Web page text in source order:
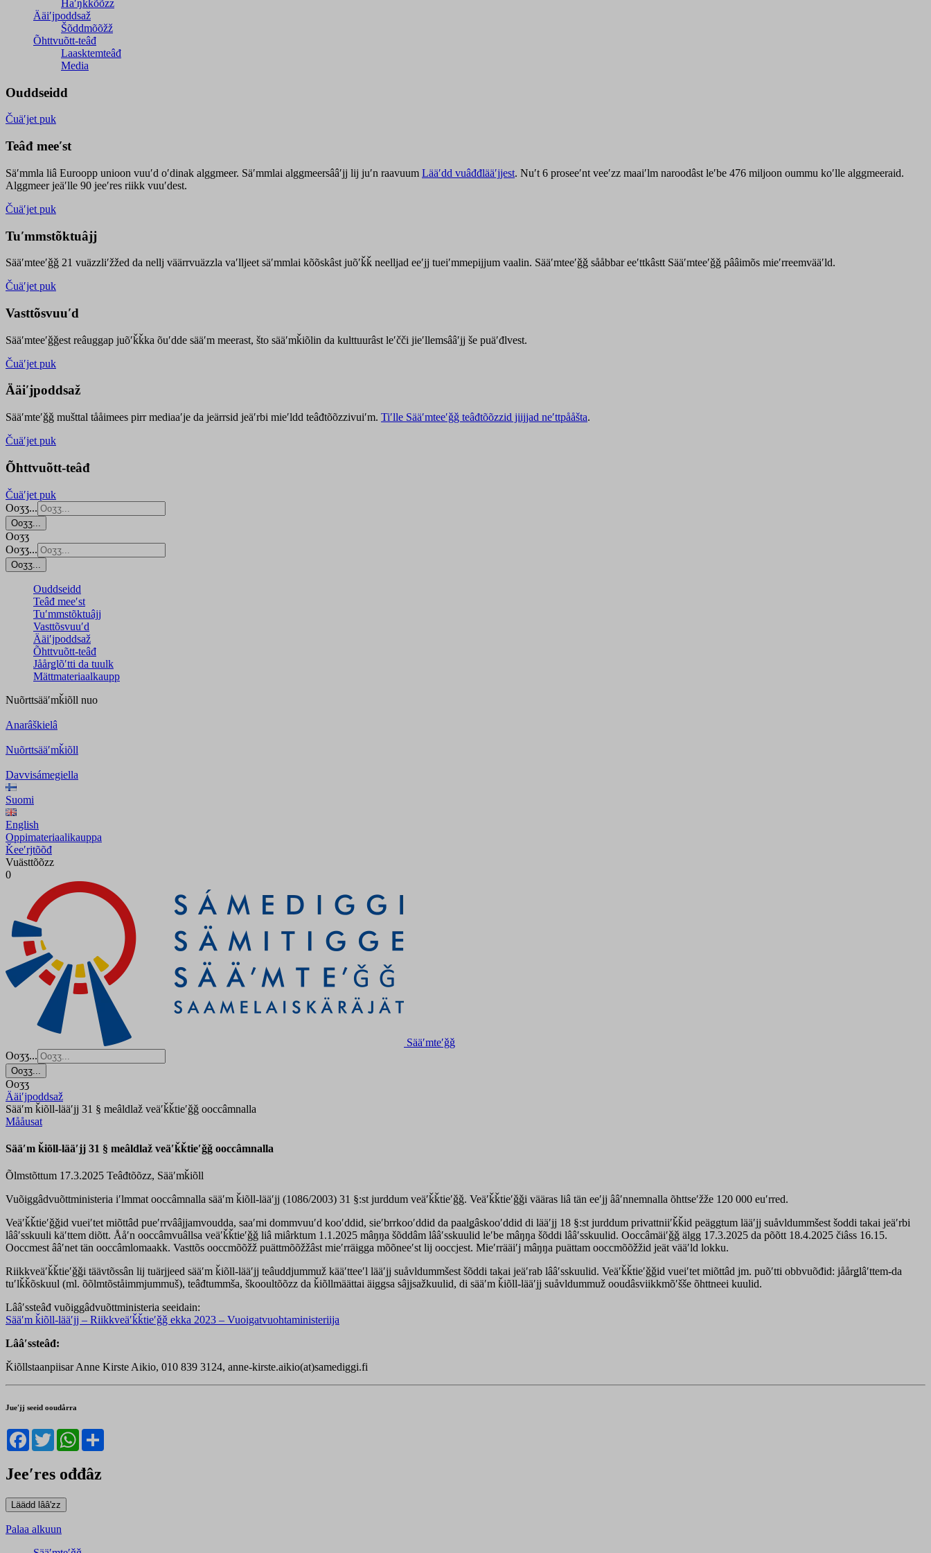
Haʹŋǩǩõõzz
Ääiʹjpoddsaž
Šõddmõõžž
Õhttvuõtt-teâđ
Laasktemteâđ
Media
Ouddseidd
Čuäʹjet puk
Teâđ meeʹst
Säʹmmla liâ Euroopp unioon vuuʹd oʹdinak alggmeer. Säʹmmlai alggmeersââʹjj lij juʹn raavuum Lääʹdd vuâđđlääʹjjest. Nuʹt 6 proseeʹnt veeʹzz maaiʹlm naroodâst leʹbe 476 miljoon oummu koʹlle alggmeeraid.
Alggmeer jeäʹlle 90 jeeʹres riikk vuuʹdest.
Čuäʹjet puk
Tuʹmmstõktuâjj
Sääʹmteeʹǧǧ 21 vuäzzliʹžžed da nellj väärrvuäzzla vaʹlljeet säʹmmlai kõõskâst juõʹǩǩ neelljad eeʹjj tueiʹmmepijjum vaalin. Sääʹmteeʹǧǧ sååbbar eeʹttkâstt Sääʹmteeʹǧǧ pââimõs mieʹrreemvääʹld.
Čuäʹjet puk
Vasttõsvuuʹd
Sääʹmteeʹǧǧest reâuggap juõʹǩǩka õuʹdde sääʹm meerast, što sääʹmǩiõlin da kulttuurâst leʹčči jieʹllemsââʹjj še puäʹđlvest.
Čuäʹjet puk
Ääiʹjpoddsaž
Sääʹmteʹǧǧ mušttal tååimees pirr mediaaʹje da jeärrsid jeäʹrbi mieʹldd teâđtõõzzivuiʹm. Tiʹlle Sääʹmteeʹǧǧ teâđtõõzzid jiijjad neʹttpååšta.
Čuäʹjet puk
Õhttvuõtt-teâđ
Čuäʹjet puk
Ooʒʒ...
Ooʒʒ...
Ooʒʒ
Ooʒʒ...
Ooʒʒ...
Ouddseidd
Teâđ meeʹst
Tuʹmmstõktuâjj
Vasttõsvuuʹd
Ääiʹjpoddsaž
Õhttvuõtt-teâđ
Jåårǥlõʹtti da tuulk
Mättmateriaalkaupp
Nuõrttsääʹmǩiõll nuo
Anarâškielâ
Nuõrttsääʹmǩiõll
Davvisámegiella
Suomi
English
Oppimateriaalikauppa
Ǩeeʹrjtõõđ
Vuästtõõzz
0
Sääʹmteʹǧǧ
Ooʒʒ...
Ooʒʒ...
Ooʒʒ
Ääiʹjpoddsaž
Sääʹm ǩiõll-lääʹjj 31 § meâldlaž veäʹǩǩtieʹǧǧ ooccâmnalla
Mååusat
Sääʹm ǩiõll-lääʹjj 31 § meâldlaž veäʹǩǩtieʹǧǧ ooccâmnalla
Õlmstõttum 17.3.2025 Teâđtõõzz, Sääʹmǩiõll
Vuõiggâdvuõttministeria iʹlmmat ooccâmnalla sääʹm ǩiõll-lääʹjj (1086/2003) 31 §:st jurddum veäʹǩǩtieʹǧǧ. Veäʹǩǩtieʹǧǧi vääras liâ tän eeʹjj ââʹnnemnalla õhttseʹžže 120 000 euʹrred.
Veäʹǩǩtieʹǧǧid vueiʹtet miõttâd pueʹrrvââjjamvoudda, saaʹmi dommvuuʹd kooʹddid, sieʹbrrkooʹddid da paalǥâskooʹddid di lääʹjj 18 §:st jurddum privattniiʹǩǩid peäggtum lääʹjj suåvldummšest šoddi takai jeäʹrbi
lââʹsskuuli käʹttem diõtt. Ååʹn ooccâmvuâllsa veäʹǩǩtieʹǧǧ liâ miârktum 1.1.2025 mâŋŋa šõddâm lââʹsskuulid leʹbe mâŋŋa šõddi lââʹsskuulid. Ooccâmäiʹǧǧ älgg 17.3.2025 da põõtt 18.4.2025 čiâss 16.15.
Ooccmest ââʹnet tän ooccâmlomaakk. Vasttõs ooccmõõžž puättmõõžžâst mieʹrräigga mõõneeʹst lij ooccjest. Mieʹrrääiʹj mâŋŋa puättam ooccmõõžžid jeät vääʹld lokku.
Riikkveäʹǩǩtieʹǧǧi täävtõssân lij tuärjjeed sääʹm ǩiõll-lääʹjj teâuddjummuž kääʹtteeʹl lääʹjj suåvldummšest šõddi takai jeäʹrab lââʹsskuulid. Veäʹǩǩtieʹǧǧid vueiʹtet miõttâd jm. puõʹtti obbvuõđid: jåårǥlâʹttem-da
tuʹlǩǩõskuul (ml. õõlmtõståimmjummuš), teâđtummša, škooultõõzz da ǩiõllmäättai äiggsa sâjjsažkuulid, di sääʹm ǩiõll-lääʹjj suåvldummuž ooudâsviikkmõʹšše õhttneei kuulid.
Lââʹssteâđ vuõiggâdvuõttministeria seeidain:
Sääʹm ǩiõll-lääʹjj – Riikkveäʹǩǩtieʹǧǧ ekka 2023 – Vuoigatvuohtaministeriija
Lââʹssteâđ:
Ǩiõllstaanpiisar Anne Kirste Aikio, 010 839 3124, anne-kirste.aikio(at)samediggi.fi
Jueʹjj seeid ooudårra
Facebook
TwitterWhatsApp
Jeeʹres ođđâz
Palaa alkuun